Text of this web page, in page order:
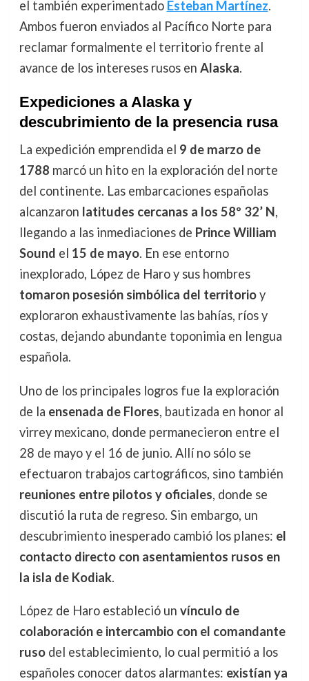
el también experimentado Esteban Martínez.
Ambos fueron enviados al Pacífico Norte para
reclamar formalmente el territorio frente al
avance de los intereses rusos en Alaska.
Expediciones a Alaska y
descubrimiento de la presencia rusa
La expedición emprendida el 9 de marzo de
1788 marcó un hito en la exploración del norte
del continente. Las embarcaciones españolas
alcanzaron latitudes cercanas a los 58º 32’ N,
llegando a las inmediaciones de Prince William
Sound el 15 de mayo. En ese entorno
inexplorado, López de Haro y sus hombres
tomaron posesión simbólica del territorioy
exploraron exhaustivamente las bahías, ríos y
costas, dejando abundante toponimia en lengua
española.
Uno de los principales logros fue la exploración
de la ensenada de Flores, bautizada en honor al
virrey mexicano, donde permanecieron entre el
28 de mayo y el 16 de junio. Allí no sólo se
efectuaron trabajos cartográficos, sino también
reuniones entre pilotos y oficiales, donde se
discutió la ruta de regreso. Sin embargo, un
descubrimiento inesperado cambió los planes: el
contacto directo con asentamientos rusos en
la isla de Kodiak.
López de Haro estableció un vínculo de
colaboración e intercambio con el comandante
rusodel establecimiento, lo cual permitió a los
españoles conocer datos alarmantes: existían ya